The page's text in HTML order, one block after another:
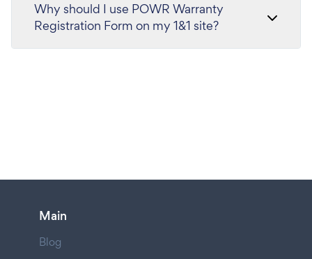
Why should I use POWR Warranty
Registration Form on my 1&1 site?
Main
Blog